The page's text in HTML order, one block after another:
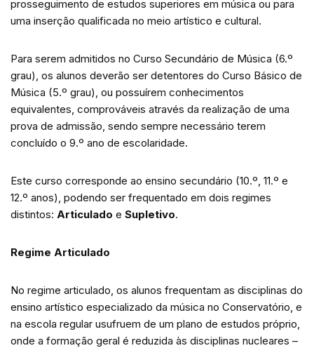
prosseguimento de estudos superiores em música ou para
uma inserção qualificada no meio artístico e cultural.
Para serem admitidos no Curso Secundário de Música (6.º
grau), os alunos deverão ser detentores do Curso Básico de
Música (5.º grau), ou possuírem conhecimentos
equivalentes, comprováveis através da realização de uma
prova de admissão, sendo sempre necessário terem
concluído o 9.º ano de escolaridade.
Este curso corresponde ao ensino secundário (10.º, 11.º e
12.º anos), podendo ser frequentado em dois regimes
distintos: Articulado e Supletivo.
Regime Articulado
No regime articulado, os alunos frequentam as disciplinas do
ensino artístico especializado da música no Conservatório, e
na escola regular usufruem de um plano de estudos próprio,
onde a formação geral é reduzida às disciplinas nucleares –